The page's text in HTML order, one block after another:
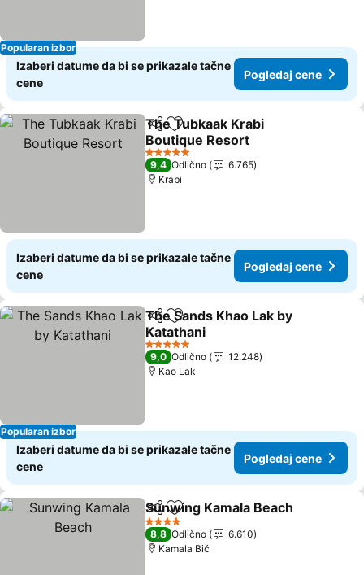
Popularan izbor
Izaberi datume da bi se prikazale tačne
cene
Pogledaj cene
Deli Dodati u favorite
The Tubkaak Krabi
Boutique Resort
Pogledaj cene
5 Zvezdice
9,4 Odlično
6.765
Krabi
Izaberi datume da bi se prikazale tačne
cene
Pogledaj cene
Popularan izbor
Deli Dodati u favorite
The Sands Khao Lak by
Katathani
Pogledaj cene
5 Zvezdice
9,0 Odlično
12.248
Kao Lak
Izaberi datume da bi se prikazale tačne
cene
Pogledaj cene
Deli Dodati u favorite
Sunwing Kamala Beach
4 Zvezdice
8,8 Odlično
6.610
Kamala Bič